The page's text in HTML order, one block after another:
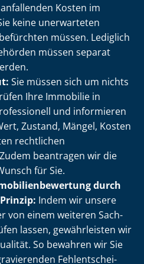
Kosten im
keine unerwarteten
müssen. Lediglich
müssen separat
Sie müssen sich um nichts
Ihre Immobilie in
und informieren
Zustand, Mängel, Kosten
rechtlichen
beantragen wir die
für Sie.
durch
Indem wir unsere
von einem weiteren Sach­
lassen, gewährleisten wir
So bewahren wir Sie
Fehl­ent­schei­